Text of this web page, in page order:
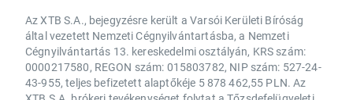
Az XTB S.A., bejegyzésre került a Varsói Kerületi Bíróság
által vezetett Nemzeti Cégnyilvántartásba, a Nemzeti
Cégnyilvántartás 13. kereskedelmi osztályán, KRS szám:
0000217580, REGON szám: 015803782, NIP szám: 527-24-
43-955, teljes befizetett alaptőkéje 5 878 462,55 PLN. Az